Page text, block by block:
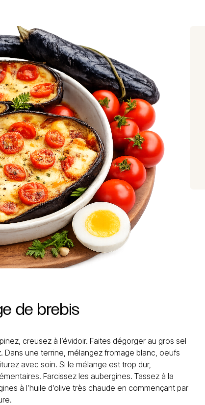
de brebis
creusez à l’évidoir. Faites dégorger au gros sel
une terrine, mélangez fromage blanc, oeufs
avec soin. Si le mélange est trop dur,
Farcissez les aubergines. Tassez à la
à l’huile d’olive très chaude en commençant par